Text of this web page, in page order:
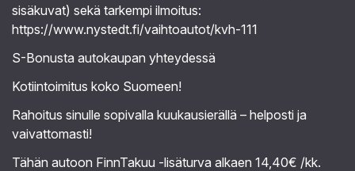
sisäkuvat) sekä tarkempi ilmoitus:
https://www.nystedt.fi/vaihtoautot/kvh-111
S-Bonusta autokaupan yhteydessä
Kotiintoimitus koko Suomeen!
Rahoitus sinulle sopivalla kuukausierällä – helposti ja
vaivattomasti!
Tähän autoon FinnTakuu -lisäturva alkaen 14,40€ /kk.